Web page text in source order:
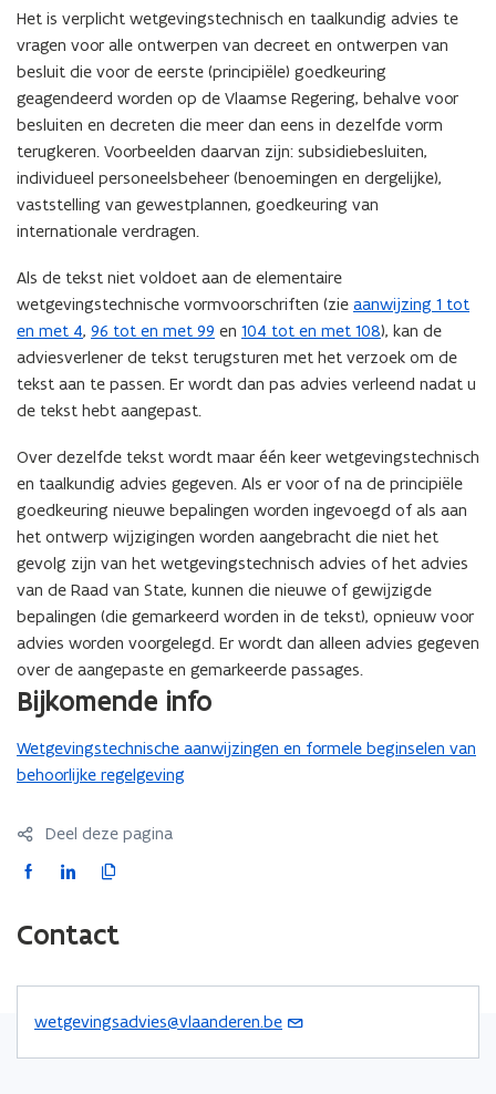
t
i
e
)
Het is verplicht wetgevingstechnisch en taalkundig advies te
vragen voor alle ontwerpen van decreet en ontwerpen van
besluit die voor de eerste (principiële) goedkeuring
geagendeerd worden op de Vlaamse Regering, behalve voor
besluiten en decreten die meer dan eens in dezelfde vorm
terugkeren. Voorbeelden daarvan zijn: subsidiebesluiten,
individueel personeelsbeheer (benoemingen en dergelijke),
vaststelling van gewestplannen, goedkeuring van
internationale verdragen.
Als de tekst niet voldoet aan de elementaire
wetgevingstechnische vormvoorschriften (zie aanwijzing 1 tot
en met 4, 96 tot en met 99 en 104 tot en met 108), kan de
adviesverlener de tekst terugsturen met het verzoek om de
tekst aan te passen. Er wordt dan pas advies verleend nadat u
de tekst hebt aangepast.
Over dezelfde tekst wordt maar één keer wetgevingstechnisch
en taalkundig advies gegeven. Als er voor of na de principiële
goedkeuring nieuwe bepalingen worden ingevoegd of als aan
het ontwerp wijzigingen worden aangebracht die niet het
gevolg zijn van het wetgevingstechnisch advies of het advies
van de Raad van State, kunnen die nieuwe of gewijzigde
bepalingen (die gemarkeerd worden in de tekst), opnieuw voor
advies worden voorgelegd. Er wordt dan alleen advies gegeven
over de aangepaste en gemarkeerde passages.
Bijkomende info
Wetgevingstechnische aanwijzingen en formele beginselen van
behoorlijke regelgeving
Deel deze pagina
F
c
e
k
L
k
i
n
K
i
r
l
Contact
wetgevingsadvies@vlaanderen.be
(